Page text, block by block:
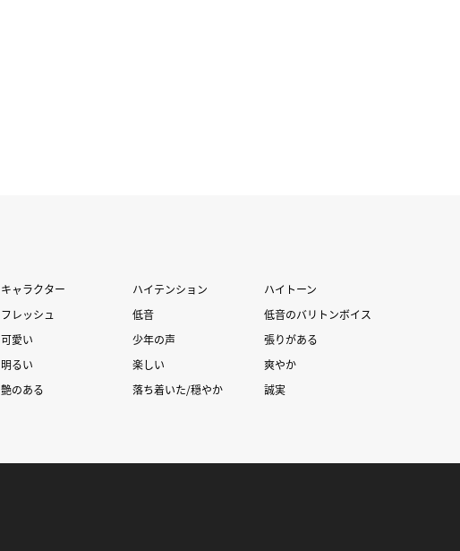
キャラクター ハイテンション
ハイトーン
フレッシュ 低音
低音のバリトンボイス
可愛い 少年の声
張りがある
明るい 楽しい
爽やか
艶のある 落ち着いた/穏やか
誠実